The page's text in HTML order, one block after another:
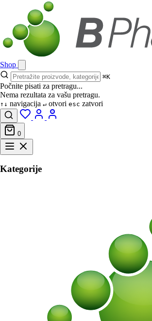
Shop
⌘K
Počnite pisati za pretragu...
Nema rezultata za vašu pretragu.
↑↓ navigacija ↵ otvori esc zatvori
0
Kategorije